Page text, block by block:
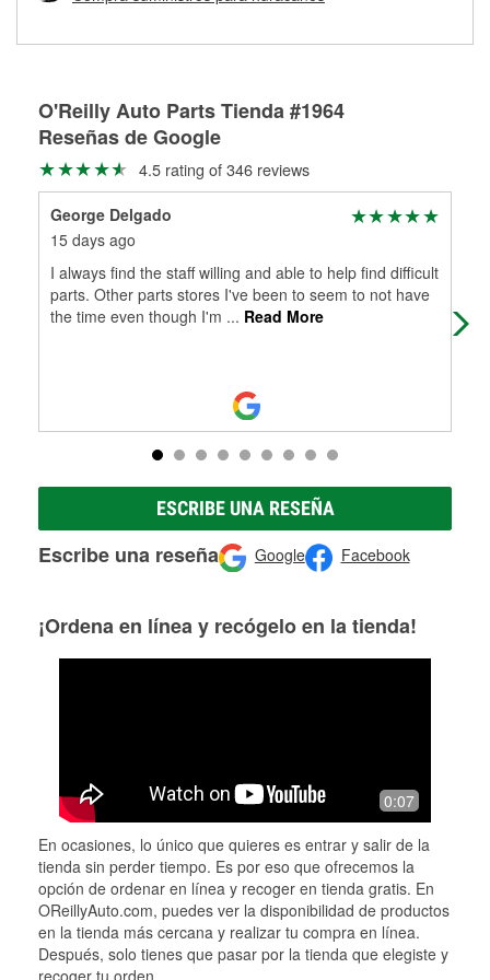
partes de reemplazo correctas para tu reparación.
O'Reilly Auto Parts Tienda #1964
Reseñas de Google
4.5 rating of 346 reviews
George Delgado
15 days ago
I always find the staff willing and able to help find difficult
parts. Other parts stores I've been to seem to not have
the time even though I'm ... Read More
me
ESCRIBE UNA RESEÑA
Escribe una reseña Google Facebook
¡Ordena en línea y recógelo en la tienda!
0:07
En ocasiones, lo único que quieres es entrar y salir de la
tienda sin perder tiempo. Es por eso que ofrecemos la
opción de ordenar en línea y recoger en tienda gratis. En
OReillyAuto.com, puedes ver la disponibilidad de productos
en la tienda más cercana y realizar tu compra en línea.
Después, solo tienes que pasar por la tienda que elegiste y
recoger tu orden.